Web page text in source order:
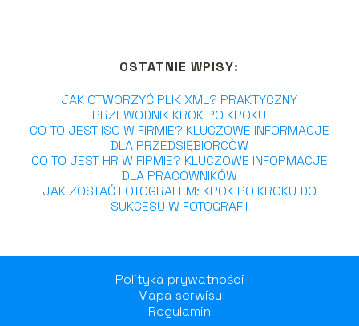
OSTATNIE WPISY:
JAK OTWORZYĆ PLIK XML? PRAKTYCZNY
PRZEWODNIK KROK PO KROKU
CO TO JEST ISO W FIRMIE? KLUCZOWE INFORMACJE
DLA PRZEDSIĘBIORCÓW
CO TO JEST HR W FIRMIE? KLUCZOWE INFORMACJE
DLA PRACOWNIKÓW
JAK ZOSTAĆ FOTOGRAFEM: KROK PO KROKU DO
SUKCESU W FOTOGRAFII
Polityka prywatności
Mapa serwisu
Regulamin